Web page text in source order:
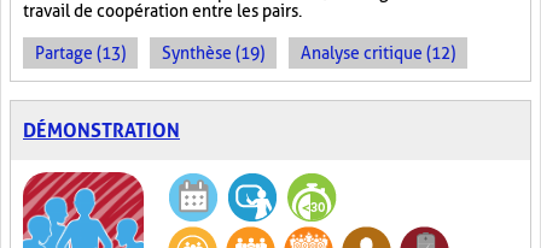
travail de coopération entre les pairs.
Partage (13) Synthèse (19) Analyse critique (12)
DÉMONSTRATION